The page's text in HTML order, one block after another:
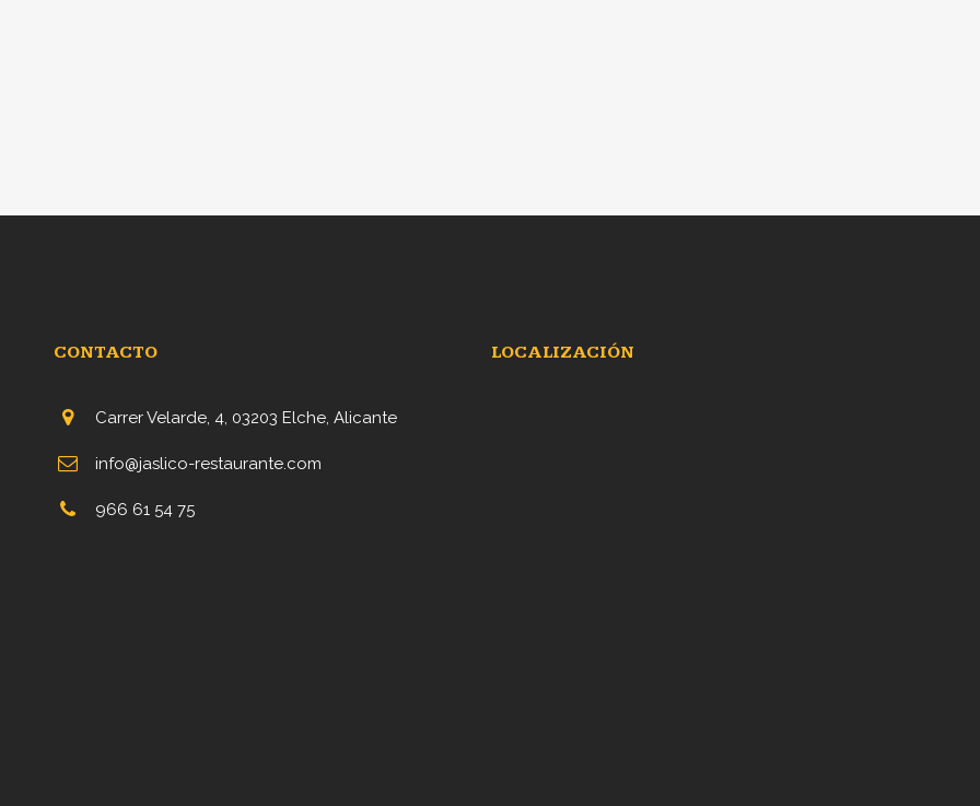
CONTACTO
Carrer Velarde, 4, 03203 Elche, Alicante
info@jaslico-restaurante.com
966 61 54 75
LOCALIZACIÓN